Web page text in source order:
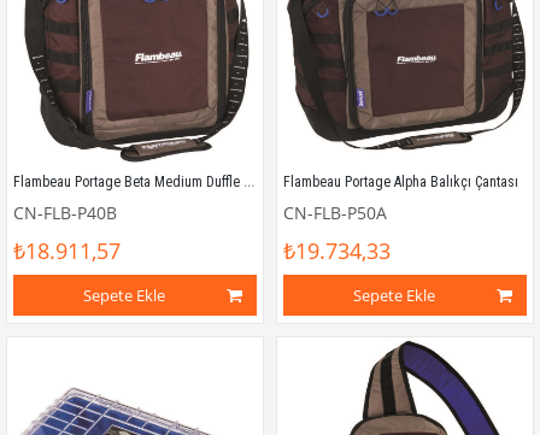
Flambeau Portage Beta Medium Duffle Balıkçı Çantası
CN-FLB-P40B
₺18.911,57
Sepete Ekle
Flambeau Portage Alpha Balıkçı Çantası
CN-FLB-P50A
₺19.734,33
Sepete Ekle